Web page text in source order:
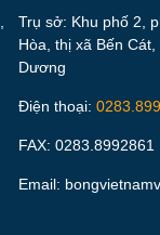
Trụ sở: Khu phố 2,
Hòa, thị xã Bến
Dương
Điện thoại:
FAX: 0283.8992861
Email: